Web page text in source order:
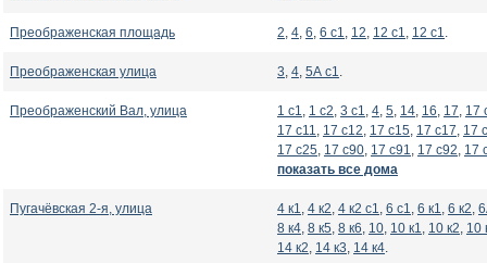
Преображенская площадь 2, 4, 6, 6 с1, 12, 12 с1, 12 с1.
Преображенская улица 3, 4, 5А с1.
Преображенский Вал, улица 1 с1, 1 с2, 3 с1, 4, 5, 14, 16, 17, 17
17 с11, 17 с12, 17 с15, 17 с17, 17
17 с25, 17 с90, 17 с91, 17 с92, 17
показать все дома
Пугачёвская 2-я, улица 4 к1, 4 к2, 4 к2 с1, 6 с1, 6 к1, 6 к2,
8 к4, 8 к5, 8 к6, 10, 10 к1, 10 к2, 10
14 к2, 14 к3, 14 к4.